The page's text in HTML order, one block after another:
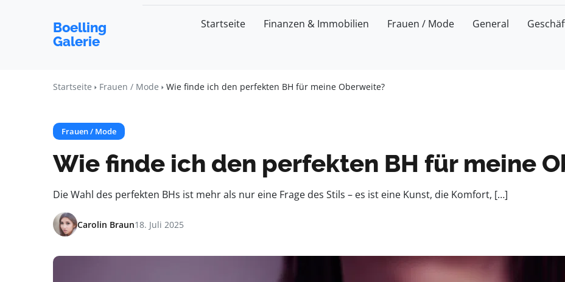
Boelling
Galerie
Startseite Finanzen & Immobilien Frauen / Mode General
Startseite Frauen / Mode Wie finde ich den perfekten BH für meine Oberweite?
Frauen / Mode
Wie finde ich den perfekten BH für meine
Die Wahl des perfekten BHs ist mehr als nur eine Frage des Stils – es ist eine Kunst, die Komfort, […]
Carolin Braun18. Juli 2025